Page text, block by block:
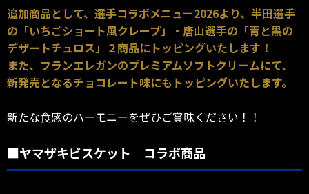
追加商品として、選手コラボメニュー2026より、半田選手
の「いちごショート風クレープ」・唐山選手の「青と黒の
デザートチュロス」２商品にトッピングいたします！
また、フランエレガンのプレミアムソフトクリームにて、
新発売となるチョコレート味にもトッピングいたします。
新たな食感のハーモニーをぜひご賞味ください！！
■ヤマザキビスケット コラボ商品